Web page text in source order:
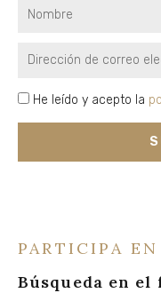
Nombre
Email
privacidad
He leído y acepto la
PARTICIPA
Búsqueda en el